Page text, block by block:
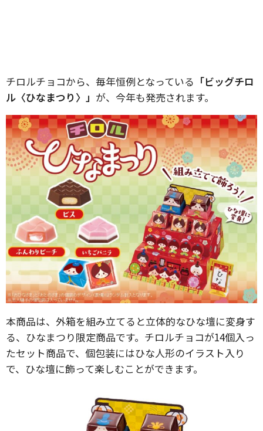
チロルチョコから、毎年恒例となっている 「ビッグチロ
ル〈ひなまつり〉」 が、今年も発売されます。
本商品は、外箱を組み立てると立体的なひな壇に変身す
る、ひなまつり限定商品です。チロルチョコが14個入っ
たセット商品で、個包装にはひな人形のイラスト入り
で、ひな壇に飾って楽しむことができます。